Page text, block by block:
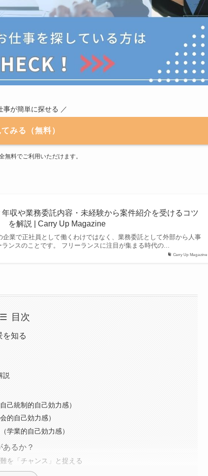
事が簡単に探せる ／
みる（無料）
無料でご利用いただけます。
Carry Up Magazine
収や業務委託内容・未経験から案件紹介を受けるコツ
を解説 | Carry Up Magazine
企業で正社員として働くわけではなく、業務委託として外部から人事
ンスのことです。 フリーランスに注目が集まる時代の...
目次
を知る
説
己統制的自己効力感）
的自己効力感）
学業的自己効力感）
るか？
を「チャンス」と捉える